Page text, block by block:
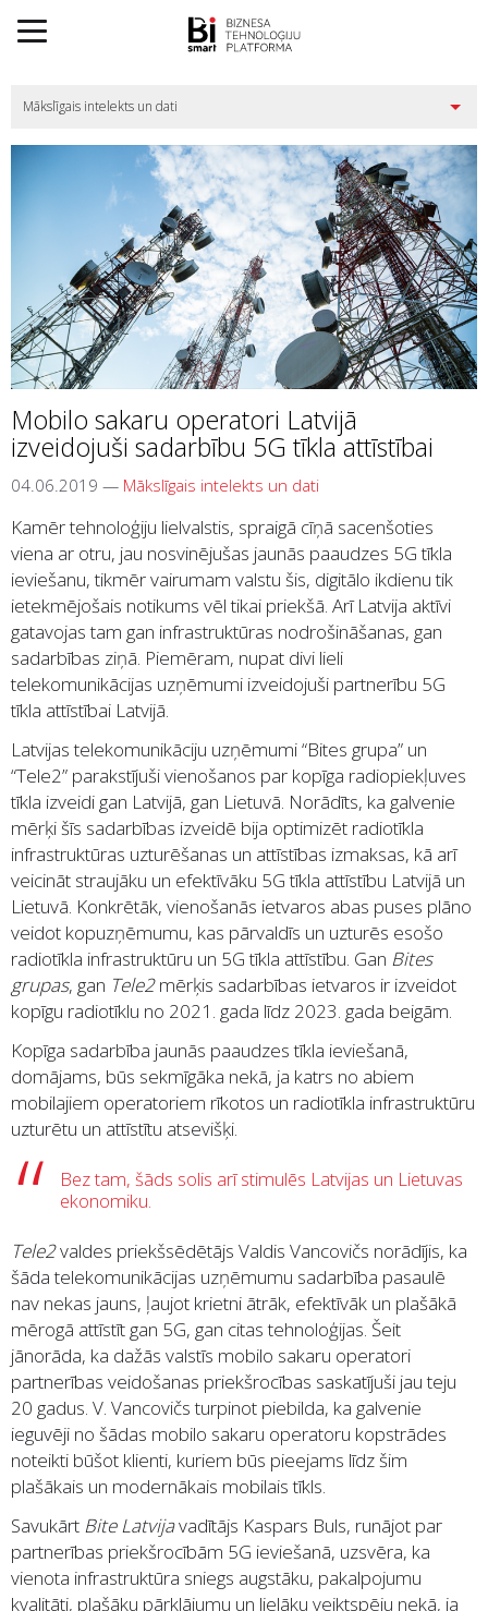
Mobilo sakaru operatori Latvijā
izveidojuši sadarbību 5G tīkla attīstībai
04.06.2019 — Mākslīgais intelekts un dati
Kamēr tehnoloģiju lielvalstis, spraigā cīņā sacenšoties
viena ar otru, jau nosvinējušas jaunās paaudzes 5G tīkla
ieviešanu, tikmēr vairumam valstu šis, digitālo ikdienu tik
ietekmējošais notikums vēl tikai priekšā. Arī Latvija aktīvi
gatavojas tam gan infrastruktūras nodrošināšanas, gan
sadarbības ziņā. Piemēram, nupat divi lieli
telekomunikācijas uzņēmumi izveidojuši partnerību 5G
tīkla attīstībai Latvijā.
Latvijas telekomunikāciju uzņēmumi “Bites grupa” un
“Tele2” parakstījuši vienošanos par kopīga radiopiekļuves
tīkla izveidi gan Latvijā, gan Lietuvā. Norādīts, ka galvenie
mērķi šīs sadarbības izveidē bija optimizēt radiotīkla
infrastruktūras uzturēšanas un attīstības izmaksas, kā arī
veicināt straujāku un efektīvāku 5G tīkla attīstību Latvijā un
Lietuvā. Konkrētāk, vienošanās ietvaros abas puses plāno
veidot kopuzņēmumu, kas pārvaldīs un uzturēs esošo
radiotīkla infrastruktūru un 5G tīkla attīstību. Gan Bites
grupas, gan Tele2mērķis sadarbības ietvaros ir izveidot
kopīgu radiotīklu no 2021. gada līdz 2023. gada beigām.
Kopīga sadarbība jaunās paaudzes tīkla ieviešanā,
domājams, būs sekmīgāka nekā, ja katrs no abiem
mobilajiem operatoriem rīkotos un radiotīkla infrastruktūru
uzturētu un attīstītu atsevišķi.
Bez tam, šāds solis arī stimulēs Latvijas un Lietuvas
ekonomiku.
Tele2valdes priekšsēdētājs Valdis Vancovičs norādījis, ka
šāda telekomunikācijas uzņēmumu sadarbība pasaulē
nav nekas jauns, ļaujot krietni ātrāk, efektīvāk un plašākā
mērogā attīstīt gan 5G, gan citas tehnoloģijas. Šeit
jānorāda, ka dažās valstīs mobilo sakaru operatori
partnerības veidošanas priekšrocības saskatījuši jau teju
20 gadus. V. Vancovičs turpinot piebilda, ka galvenie
ieguvēji no šādas mobilo sakaru operatoru kopstrādes
noteikti būšot klienti, kuriem būs pieejams līdz šim
plašākais un modernākais mobilais tīkls.
Savukārt Bite Latvijavadītājs Kaspars Buls, runājot par
partnerības priekšrocībām 5G ieviešanā, uzsvēra, ka
vienota infrastruktūra sniegs augstāku, pakalpojumu
kvalitāti, plašāku pārklājumu un lielāku veiktspēju nekā, ja